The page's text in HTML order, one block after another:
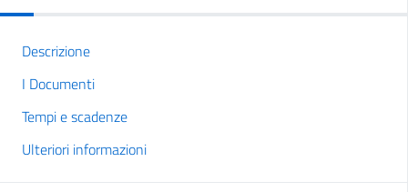
Descrizione
I Documenti
Tempi e scadenze
Ulteriori informazioni